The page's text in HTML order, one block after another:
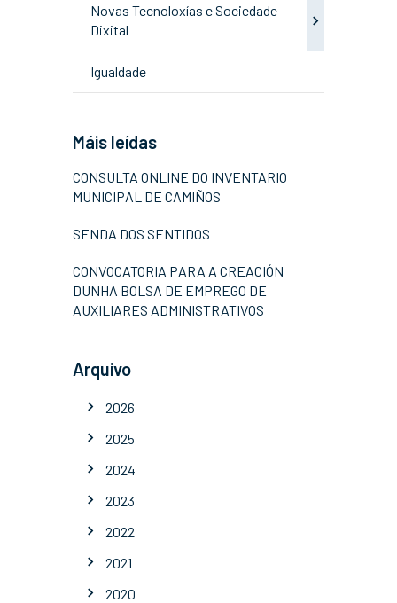
Novas Tecnoloxías e Sociedade
Dixital
Igualdade
Máis leídas
CONSULTA ONLINE DO INVENTARIO
MUNICIPAL DE CAMIÑOS
SENDA DOS SENTIDOS
CONVOCATORIA PARA A CREACIÓN
DUNHA BOLSA DE EMPREGO DE
AUXILIARES ADMINISTRATIVOS
Arquivo
2026
2025
2024
2023
2022
2021
2020